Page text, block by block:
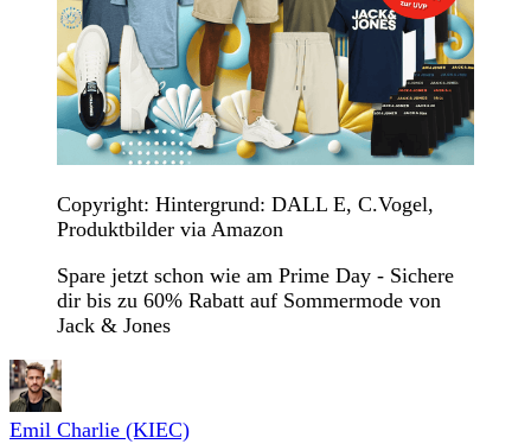
Copyright: Hintergrund: DALL E, C.Vogel,
Produktbilder via Amazon
Spare jetzt schon wie am Prime Day - Sichere
dir bis zu 60% Rabatt auf Sommermode von
Jack & Jones
Emil Charlie (KIEC)